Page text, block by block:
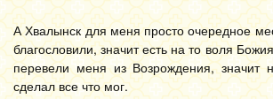
А Хвалынск для меня просто очередное
благословили, значит есть на то воля
перевели меня из Возрождения, значит
сделал все что мог.